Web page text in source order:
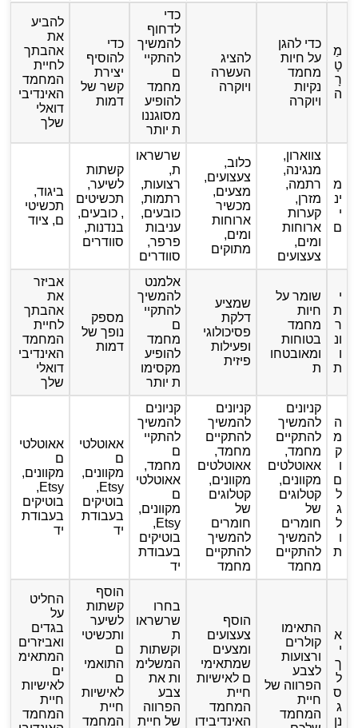
מַ
טָ
רָ
ה
כדי להגן
על חיות
מחמד
נקיות
ויוקרה
להציג
העשרה
ויוקרה
כדי
לדחוף
להמשיך
להתקיי
ם
מחמד
להופיע
מסוגננו
ת יותר
כדי
להוסיף
יצירת
קשר של
דמות
להביע
את
אהבתך
לחיית
המחמד
האינדיבי
דואלי
שלך
מ
ינ
י
ם
צווארון,
מנגינה,
רתמה,
מזרן,
קערות
ארוחות
ומים,
צעצועים
כלוב,
צעצועים,
מצעים,
מכשיר
ארוחות
ומים,
מתוקים
שרשראו
ת,
רצועות,
רתמות,
כובעים,
עניבות
פרפר,
סוודרים
קשתות
לשיער,
תכשיטים
, כובעים,
בנדנות,
סוודרים
ביגוד,
תכשיטי
ם, ציוד
י
ת
ר
ונ
ו
ת
שומר על
חיות
מחמד
בטוחות
ומאובטחו
ת
שמציע
דלקת
פסיכולוגי
ופעילות
פיזית
אלמנט
להמשיך
להתקיי
ם
מחמד
להופיע
מקסימו
ת יותר
מספק
נופך של
דמות
אביזר
את
אהבתך
לחיית
המחמד
האינדיבי
דואלי
שלך
ה
מ
ק
ו
ם
ל
ג
ל
ו
ת
קניונים
להמשיך
להתקיים
מחמד,
אאוטלטים
מקוונים,
קטלוגים
של
חומרים
להמשיך
להתקיים
מחמד
קניונים
להמשיך
להתקיים
מחמד,
אאוטלטים
מקוונים,
קטלוגים
של
חומרים
להמשיך
להתקיים
מחמד
קניונים
להמשיך
להתקיי
ם
מחמד,
אאוטלטי
ם
מקוונים,
Etsy,
בוטיקים
בעבודת
יד
אאוטלטי
ם
מקוונים,
Etsy,
בוטיקים
בעבודת
יד
אאוטלטי
ם
מקוונים,
Etsy,
בוטיקים
בעבודת
יד
א
י
ך
ל
ס
ג
נן
התאימו
קולרים
ורצועות
לצבע
הפרווה של
חיית
המחמד
הוסף
צעצועים
ומצעים
שמתאימי
ם לאישיות
חיית
המחמד
האינדיבידו
בחרו
שרשראו
ת
וקשתות
המשלימ
ות את
צבע
הפרווה
של חיית
הוסף
קשתות
לשיער
ותכשיטי
ם
התואמי
ם
לאישיות
חיית
המחמד
החליט
על
בגדים
ואביזרים
המתאימ
ים
לאישיות
חיית
המחמד